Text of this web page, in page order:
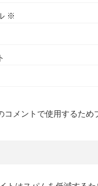
※
コメントで使用するた